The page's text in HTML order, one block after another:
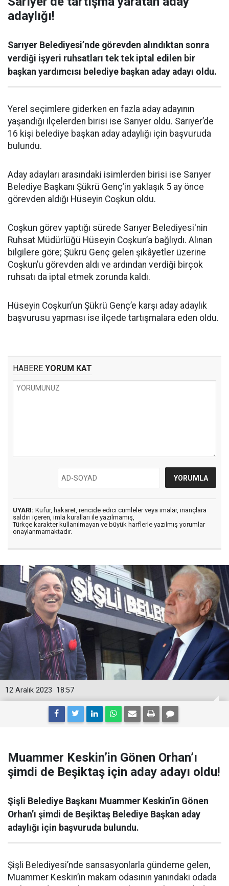
adaylığı!
Sarıyer Belediyesi’nde görevden alındıktan sonra
verdiği işyeri ruhsatları tek tek iptal edilen bir
başkan yardımcısı belediye başkan aday adayı oldu.
Yerel seçimlere giderken en fazla aday adayının
yaşandığı ilçelerden birisi ise Sarıyer oldu. Sarıyer’de
16 kişi belediye başkan aday adaylığı için başvuruda
bulundu.
Aday adayları arasındaki isimlerden birisi ise Sarıyer
Belediye Başkanı Şükrü Genç’in yaklaşık 5 ay önce
görevden aldığı Hüseyin Coşkun oldu.
Coşkun görev yaptığı sürede Sarıyer Belediyesi'nin
Ruhsat Müdürlüğü Hüseyin Coşkun’a bağlıydı. Alınan
bilgilere göre; Şükrü Genç gelen şikâyetler üzerine
Coşkun’u görevden aldı ve ardından verdiği birçok
ruhsatı da iptal etmek zorunda kaldı.
Hüseyin Coşkun’un Şükrü Genç’e karşı aday adaylık
başvurusu yapması ise ilçede tartışmalara eden oldu.
HABERE YORUM KAT
UYARI: Küfür, hakaret, rencide edici cümleler veya imalar, inançlara
saldırı içeren, imla kuralları ile yazılmamış,
Türkçe karakter kullanılmayan ve büyük harflerle yazılmış yorumlar
onaylanmamaktadır.
18:57
12 Aralık 2023
Muammer Keskin’in Gönen Orhan’ı
şimdi de Beşiktaş için aday adayı oldu!
Şişli Belediye Başkanı Muammer Keskin’in Gönen
Orhan’ı şimdi de Beşiktaş Belediye Başkan aday
adaylığı için başvuruda bulundu.
Şişli Belediyesi’nde sansasyonlarla gündeme gelen,
Muammer Keskin’in makam odasının yanındaki odada